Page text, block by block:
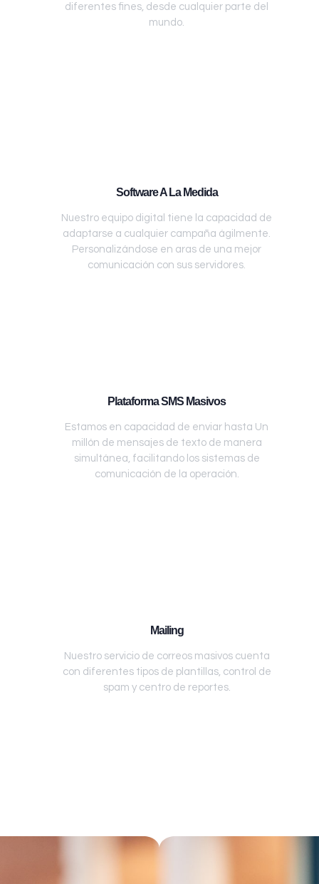
diferentes fines, desde cualquier parte del
mundo.
Software A La Medida
Nuestro equipo digital tiene la capacidad de
adaptarse a cualquier campaña ágilmente.
Personalizándose en aras de una mejor
comunicación con sus servidores.
Plataforma SMS Masivos
Estamos en capacidad de enviar hasta Un
millón de mensajes de texto de manera
simultánea, facilitando los sistemas de
comunicación de la operación.
Mailing
Nuestro servicio de correos masivos cuenta
con diferentes tipos de plantillas, control de
spam y centro de reportes.